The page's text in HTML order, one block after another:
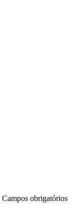
Campos obrigatórios